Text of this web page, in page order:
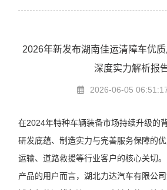
2026年新发布湖南佳运清障车优
深度实力解析报
2026-06-05
在2024年特种车辆装备市场持续升级的
研发底蕴、制造实力与完善服务保障的
运输、道路救援等行业客户的核心关切
产品的用户而言，湖北力达汽车有限公